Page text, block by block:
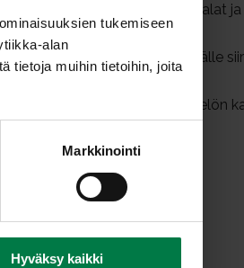
tukemiseen
alan
tietoja muihin tietoihin, joita
Markkinointi
Hyväksy kaikki
lisää kasvis- ja hedelmäpalat
tarjoiluastiaan ja valuta päälle
kermarahkaseoksen tai jäätelön
,Vihanneshedelmät